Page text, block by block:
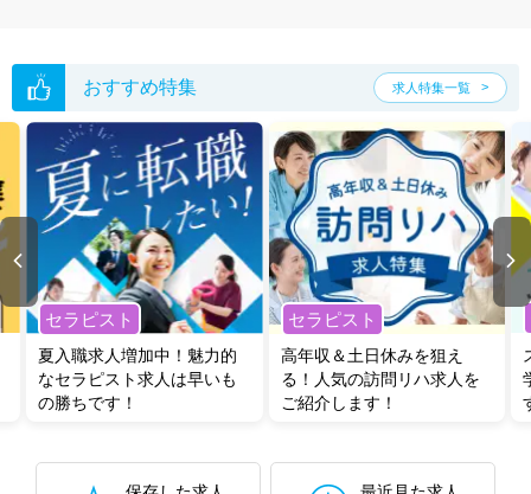
い。
おすすめ特集 求人特集一覧
セラピスト
夏入職求人増加中！魅力的
なセラピスト求人は早いも
の勝ちです！
セラピスト
高年収＆土日休みを狙え
る！人気の訪問リハ求人を
ご紹介します！